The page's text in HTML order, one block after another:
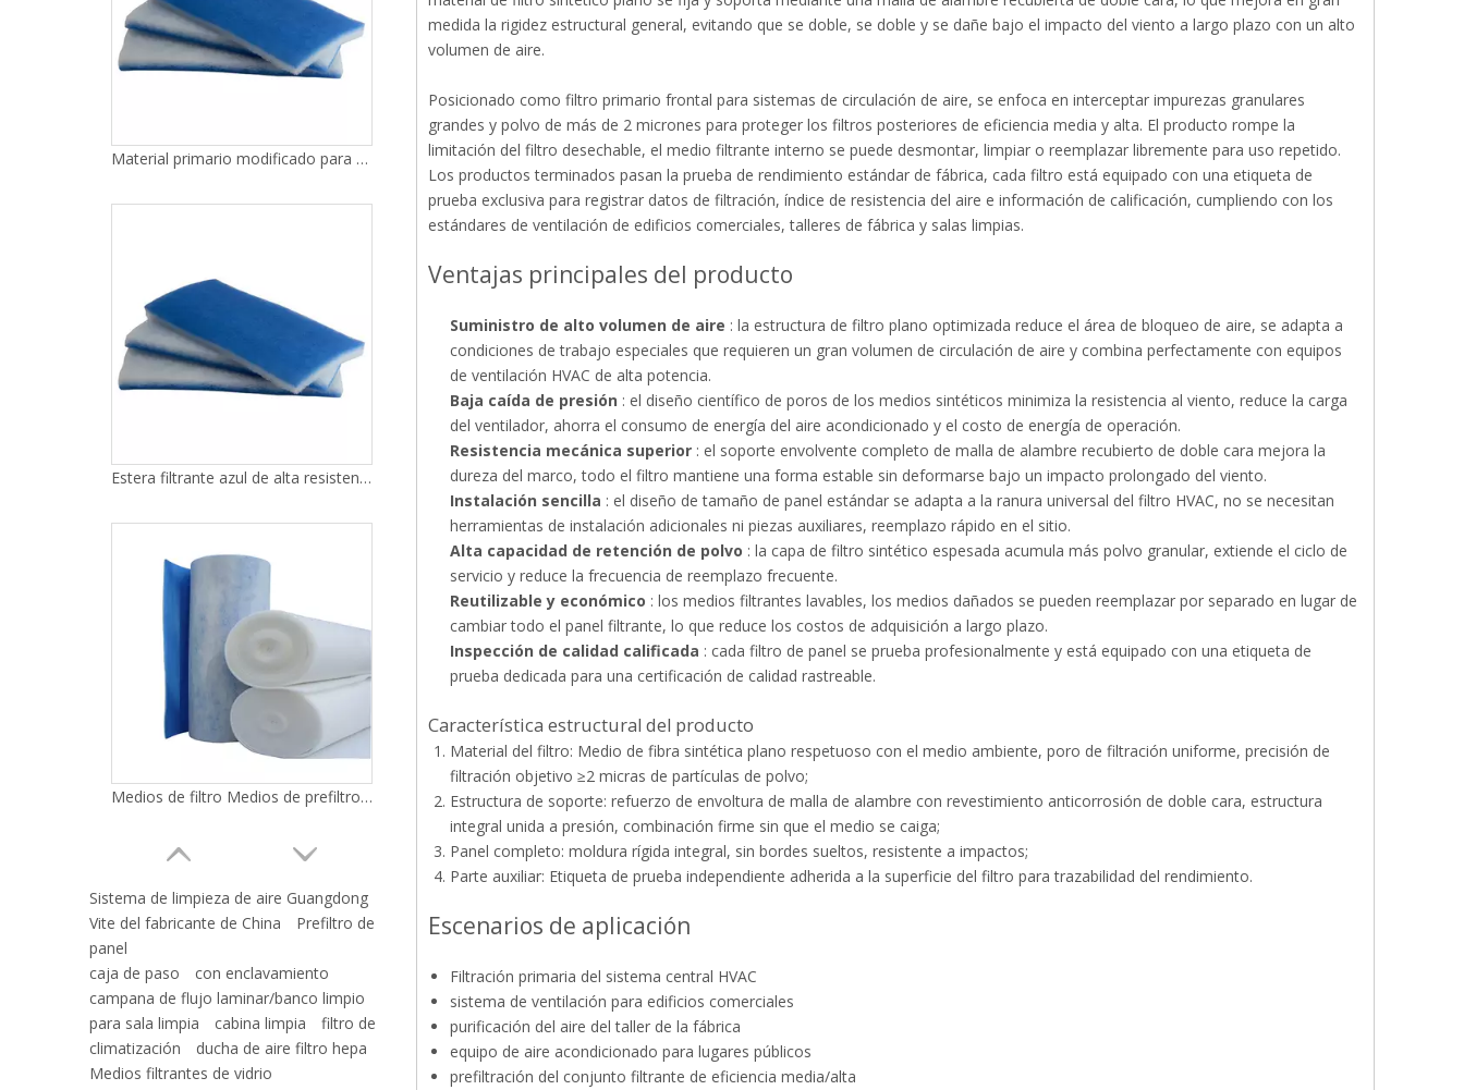
Material primario modificado para requisitos particulares G4 G4 del filtro de aire de los medios de las esteras de filtro del algodón del color azul
Estera filtrante azul de alta resistencia Filtración gruesa
Medios de filtro Medios de prefiltro lavables azules Filtración gruesa
Sistema de limpieza de aire Guangdong
Vite del fabricante de China
Prefiltro de
panel
caja de paso
con enclavamiento
campana de flujo laminar/banco limpio
para sala limpia
cabina limpia
filtro de
climatización
ducha de aire filtro hepa
Medios filtrantes de vidrio
medida la rigidez estructural general, evitando que se doble, se doble y se dañe bajo el impacto del viento a largo plazo con un alto
volumen de aire.
Posicionado como filtro primario frontal para sistemas de circulación de aire, se enfoca en interceptar impurezas granulares
grandes y polvo de más de 2 micrones para proteger los filtros posteriores de eficiencia media y alta. El producto rompe la
limitación del filtro desechable, el medio filtrante interno se puede desmontar, limpiar o reemplazar libremente para uso repetido.
Los productos terminados pasan la prueba de rendimiento estándar de fábrica, cada filtro está equipado con una etiqueta de
prueba exclusiva para registrar datos de filtración, índice de resistencia del aire e información de calificación, cumpliendo con los
estándares de ventilación de edificios comerciales, talleres de fábrica y salas limpias.
Ventajas principales del producto
Suministro de alto volumen de aire : la estructura de filtro plano optimizada reduce el área de bloqueo de aire, se adapta a
condiciones de trabajo especiales que requieren un gran volumen de circulación de aire y combina perfectamente con equipos
de ventilación HVAC de alta potencia.
Baja caída de presión : el diseño científico de poros de los medios sintéticos minimiza la resistencia al viento, reduce la carga
del ventilador, ahorra el consumo de energía del aire acondicionado y el costo de energía de operación.
Resistencia mecánica superior : el soporte envolvente completo de malla de alambre recubierto de doble cara mejora la
dureza del marco, todo el filtro mantiene una forma estable sin deformarse bajo un impacto prolongado del viento.
Instalación sencilla : el diseño de tamaño de panel estándar se adapta a la ranura universal del filtro HVAC, no se necesitan
herramientas de instalación adicionales ni piezas auxiliares, reemplazo rápido en el sitio.
Alta capacidad de retención de polvo : la capa de filtro sintético espesada acumula más polvo granular, extiende el ciclo de
servicio y reduce la frecuencia de reemplazo frecuente.
Reutilizable y económico : los medios filtrantes lavables, los medios dañados se pueden reemplazar por separado en lugar de
cambiar todo el panel filtrante, lo que reduce los costos de adquisición a largo plazo.
Inspección de calidad calificada : cada filtro de panel se prueba profesionalmente y está equipado con una etiqueta de
prueba dedicada para una certificación de calidad rastreable.
Característica estructural del producto
Material del filtro: Medio de fibra sintética plano respetuoso con el medio ambiente, poro de filtración uniforme, precisión de
filtración objetivo ≥2 micras de partículas de polvo;
Estructura de soporte: refuerzo de envoltura de malla de alambre con revestimiento anticorrosión de doble cara, estructura
integral unida a presión, combinación firme sin que el medio se caiga;
Panel completo: moldura rígida integral, sin bordes sueltos, resistente a impactos;
Parte auxiliar: Etiqueta de prueba independiente adherida a la superficie del filtro para trazabilidad del rendimiento.
Escenarios de aplicación
Filtración primaria del sistema central HVAC
sistema de ventilación para edificios comerciales
purificación del aire del taller de la fábrica
equipo de aire acondicionado para lugares públicos
prefiltración del conjunto filtrante de eficiencia media/alta